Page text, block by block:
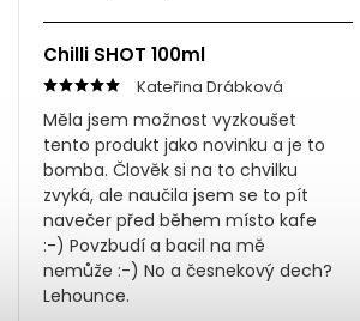
Chilli SHOT 100ml
Kateřina Drábková
Měla jsem možnost vyzkoušet
tento produkt jako novinku a je to
bomba. Člověk si na to chvilku
zvyká, ale naučila jsem se to pít
navečer před během místo kafe
:-) Povzbudí a bacil na mě
nemůže :-) No a česnekový dech?
Lehounce.